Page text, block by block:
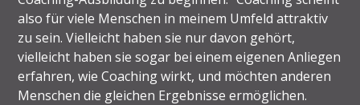
also für viele Menschen in meinem Umfeld attraktiv
zu sein. Vielleicht haben sie nur davon gehört,
vielleicht haben sie sogar bei einem eigenen Anliegen
erfahren, wie Coaching wirkt, und möchten anderen
Menschen die gleichen Ergebnisse ermöglichen.